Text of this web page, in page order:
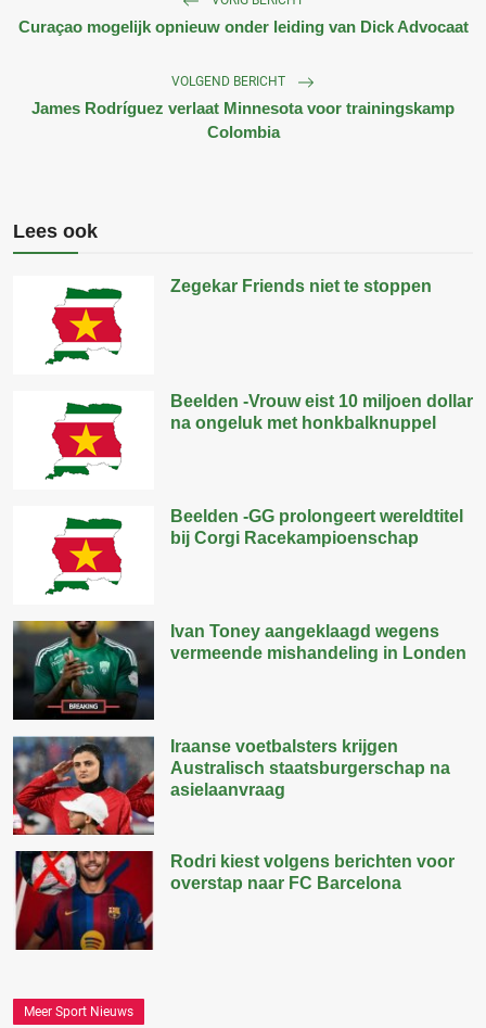
Curaçao mogelijk opnieuw onder leiding van Dick Advocaat
VOLGEND BERICHT
James Rodríguez verlaat Minnesota voor trainingskamp
Colombia
Lees ook
Zegekar Friends niet te stoppen
Beelden -Vrouw eist 10 miljoen dollar
na ongeluk met honkbalknuppel
Beelden -GG prolongeert wereldtitel
bij Corgi Racekampioenschap
Ivan Toney aangeklaagd wegens
vermeende mishandeling in Londen
Iraanse voetbalsters krijgen
Australisch staatsburgerschap na
asielaanvraag
Rodri kiest volgens berichten voor
overstap naar FC Barcelona
Meer Sport Nieuws